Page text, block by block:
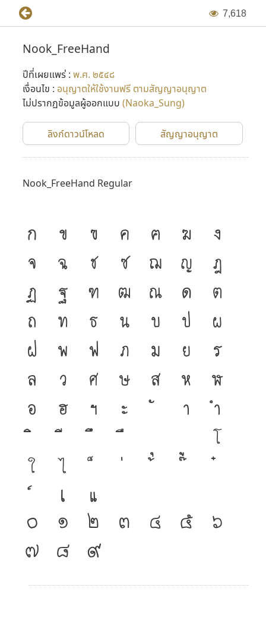
7,618
Nook_FreeHand
ปีที่เผยแพร่ : พ.ศ. ๒๕๔๘
เงื่อนไข : อนุญาตให้ใช้งานฟรี ตามสัญญาอนุญาต
ไม่ปรากฏข้อมูลผู้ออกแบบ (Naoka_Sung)
ลิงก์ดาวน์โหลด สัญญาอนุญาต
Nook_FreeHand Regular
ก ข ฃ ค ฅ ฆ
ง
จ
ฉ ช ซ ฌ ญ
ฎ
ฏ
ฐ ฑ ฒ ณ ด
ต
ถ
ท ธ น บ ป
ผ
ฝ
พ ฟ ภ ม ย
ร
ล
ว ศ ษ ส ห
ฬ
อ
ฮ ฯ ะ า
ำ
โ
ใ
ไ
เ
แ
๐
๑ ๒ ๓ ๔ ๕
๖
๗ ๘ ๙